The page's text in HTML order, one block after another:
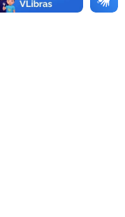
a Baluarte